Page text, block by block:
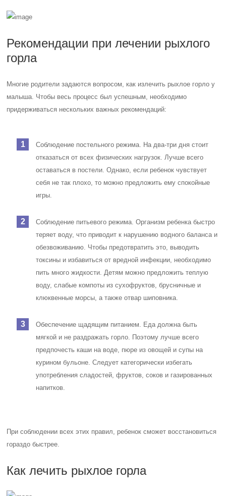
Рекомендации при лечении рыхлого
горла
Многие родители задаются вопросом, как излечить рыхлое горло у
малыша. Чтобы весь процесс был успешным, необходимо
придерживаться нескольких важных рекомендаций:
Соблюдение постельного режима. На два-три дня стоит
отказаться от всех физических нагрузок. Лучше всего
оставаться в постели. Однако, если ребенок чувствует
себя не так плохо, то можно предложить ему спокойные
игры.
Соблюдение питьевого режима. Организм ребенка быстро
теряет воду, что приводит к нарушению водного баланса и
обезвоживанию. Чтобы предотвратить это, выводить
токсины и избавиться от вредной инфекции, необходимо
пить много жидкости. Детям можно предложить теплую
воду, слабые компоты из сухофруктов, брусничные и
клюквенные морсы, а также отвар шиповника.
Обеспечение щадящим питанием. Еда должна быть
мягкой и не раздражать горло. Поэтому лучше всего
предпочесть каши на воде, пюре из овощей и супы на
курином бульоне. Следует категорически избегать
употребления сладостей, фруктов, соков и газированных
напитков.
При соблюдении всех этих правил, ребенок сможет восстановиться
гораздо быстрее.
Как лечить рыхлое горла